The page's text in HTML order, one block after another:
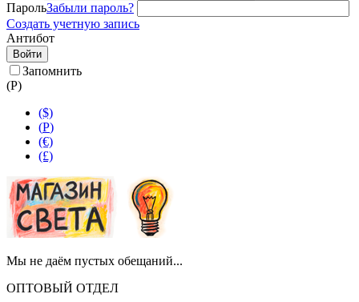
ПарольЗабыли пароль?
Создать учетную запись
Антибот
Войти
Запомнить
(Р)
($)
(Р)
(€)
(£)
Мы не даём пустых обещаний...
ОПТОВЫЙ ОТДЕЛ